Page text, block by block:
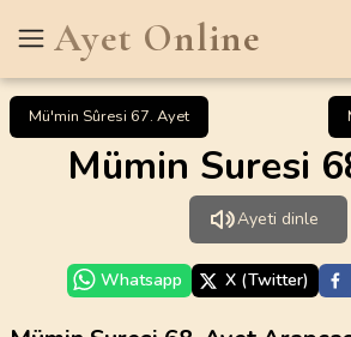
Ayet Online
Mü'min Sûresi 67. Ayet
Mümin Suresi
Ayeti dinle
Whatsapp X (Twitter)